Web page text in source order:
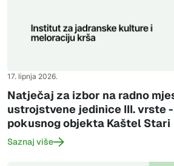
17. lipnja 2026.
Natječaj za izbor na radno
ustrojstvene jedinice III. vrste
pokusnog objekta Kaštel Stari
Saznaj više